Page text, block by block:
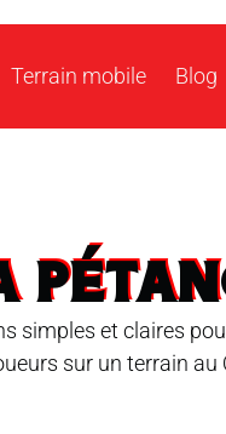
Terrain mobile Blog
simples et claires
sur un terrain au